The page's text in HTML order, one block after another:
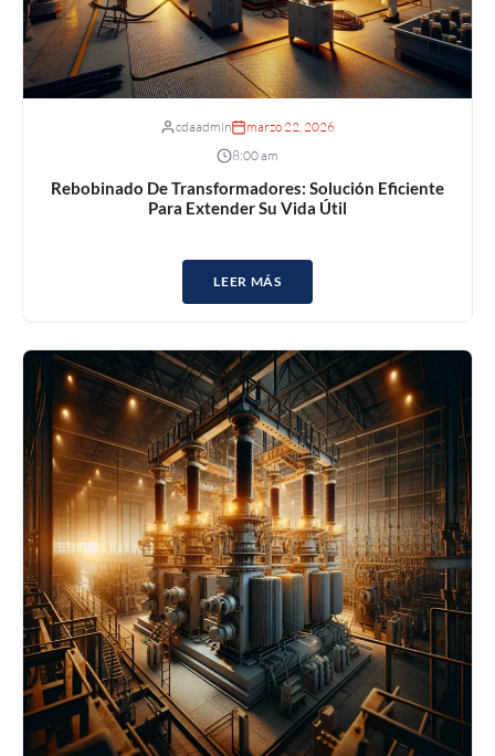
cdaadmin
marzo 22, 2026
8:00 am
Rebobinado De Transformadores: Solución Eficiente
Para Extender Su Vida Útil
LEER MÁS